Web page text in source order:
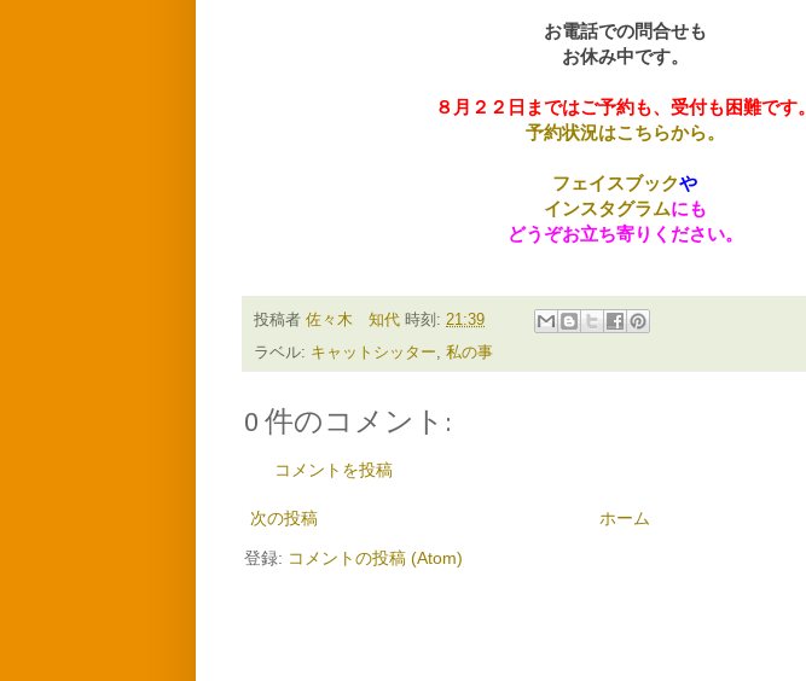
お電話での問合せも
お休み中です。
８月２２日まではご予約も、受付も困難です。
予約状況はこちらから。
フェイスブックや
インスタグラムにも
どうぞお立ち寄りください。
投稿者 佐々木 知代 時刻: 21:39
ラベル: キャットシッター, 私の事
0 件のコメント:
コメントを投稿
次の投稿 ホーム
登録: コメントの投稿 (Atom)